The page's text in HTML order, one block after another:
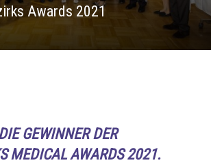
Awards 2021
DIE GEWINNER DER
MEDICAL AWARDS 2021.